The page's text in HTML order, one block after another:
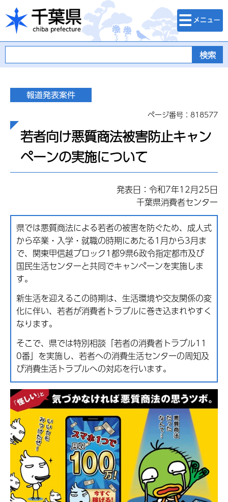
千葉県
検索・メニュ
ー
ページ番号：818577
若者向け悪質商法被害防止キャン
ペーンの実施について
発表日：令和7年12月25日
千葉県消費者センター
県では悪質商法による若者の被害を防ぐため、成人式
から卒業・入学・就職の時期にあたる1月から3月ま
で、関東甲信越ブロック1都9県6政令指定都市及び
国民生活センターと共同でキャンペーンを実施しま
す。
新生活を迎えるこの時期は、生活環境や交友関係の変
化に伴い、若者が消費者トラブルに巻き込まれやすく
なります。
そこで、県では特別相談「若者の消費者トラブル11
0番」を実施し、若者への消費生活センターの周知及
び消費生活トラブルへの対応を行います。